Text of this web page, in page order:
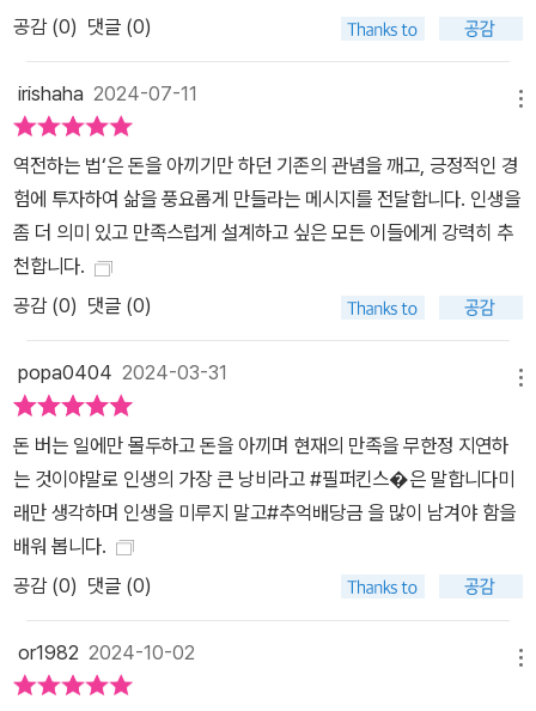
의 효용으로 설계할 수 있을 것이다. 돈 버느라 괴로웠던 당신에게 그
공감 (0) 댓글 (0)
irishaha 2024-07-11
역전하는 법‘은 돈을 아끼기만 하던 기존의 관념을 깨고, 긍정적인 경
험에 투자하여 삶을 풍요롭게 만들라는 메시지를 전달합니다. 인생을
좀 더 의미 있고 만족스럽게 설계하고 싶은 모든 이들에게 강력히 추
천합니다.
공감 (0) 댓글 (0)
popa0404 2024-03-31
돈 버는 일에만 몰두하고 돈을 아끼며 현재의 만족을 무한정 지연하
는 것이야말로 인생의 가장 큰 낭비라고 #필퍼킨스�은 말합니다미
래만 생각하며 인생을 미루지 말고#추억배당금 을 많이 남겨야 함을
배워 봅니다.
공감 (0) 댓글 (0)
or1982 2024-10-02